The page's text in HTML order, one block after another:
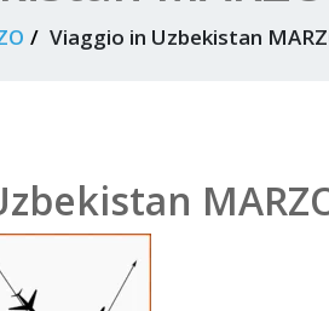
Viaggio in Uzbekistan